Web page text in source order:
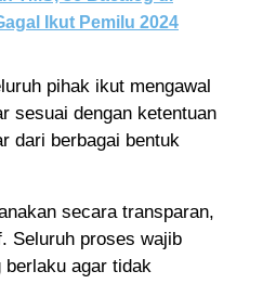
Ikut Pemilu 2024
pihak ikut mengawal
sesuai dengan ketentuan
dari berbagai bentuk
secara transparan,
Seluruh proses wajib
berlaku agar tidak